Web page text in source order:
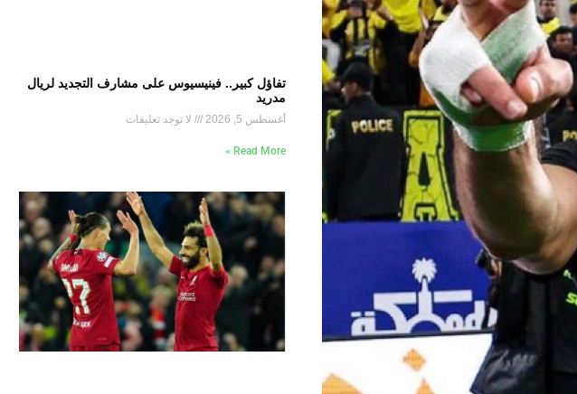
تفاؤل كبير.. فينيسيوس على مشارف التجديد لريال
مدريد
أغسطس 5, 2026 لا توجد تعليقات
Read More »